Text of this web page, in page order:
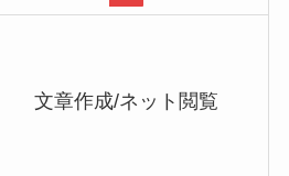
文章作成/ネット閲覧